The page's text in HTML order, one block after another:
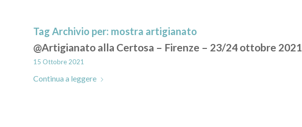
Tag Archivio per: mostra artigianato
@Artigianato alla Certosa – Firenze – 23/24 ottobre 2021
15 Ottobre 2021
Continua a leggere